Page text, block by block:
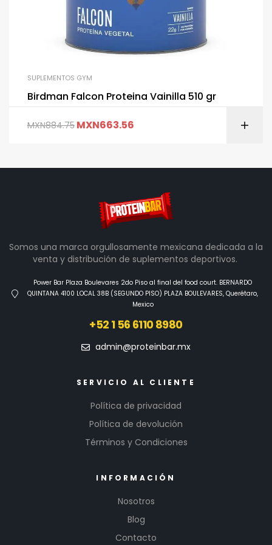
SUPLEMENTOS GYM
Birdman Falcon Proteina Vainilla 510 gr
MXN884.75 MXN663.56
Somos una marca orgullosamente mexicana dedicada a la
venta y distribución de suplementos deportivos.
Power Bar Plaza Boulevares 2do Piso al final del food court. BERNARDO
QUINTANA 4100 LOCAL 38B (SEGUNDO PISO) PLAZA BOULEVARES, Querétaro,
Mexico
+52 1 56 6110 8980
admin@proteinbar.mx
SERVICIO AL CLIENTE
Política de privacidad
Política de devolución
Términos y Condiciones
INFORMACIÓN
Nosotros
Blog
Contacto